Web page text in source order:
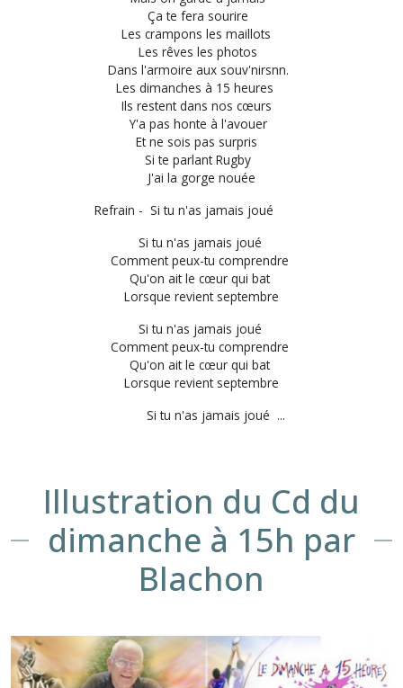
Ça te fera sourire
Les crampons les maillots
Les rêves les photos
Dans l'armoire aux souv'nirsnn.
Les dimanches à 15 heures
Ils restent dans nos cœurs
Y'a pas honte à l'avouer
Et ne sois pas surpris
Si te parlant Rugby
J'ai la gorge nouée
Refrain - Si tu n'as jamais joué
Si tu n'as jamais joué
Comment peux-tu comprendre
Qu'on ait le cœur qui bat
Lorsque revient septembre
Si tu n'as jamais joué
Comment peux-tu comprendre
Qu'on ait le cœur qui bat
Lorsque revient septembre
Si tu n'as jamais joué ...
Illustration du Cd du
dimanche à 15h par
Blachon